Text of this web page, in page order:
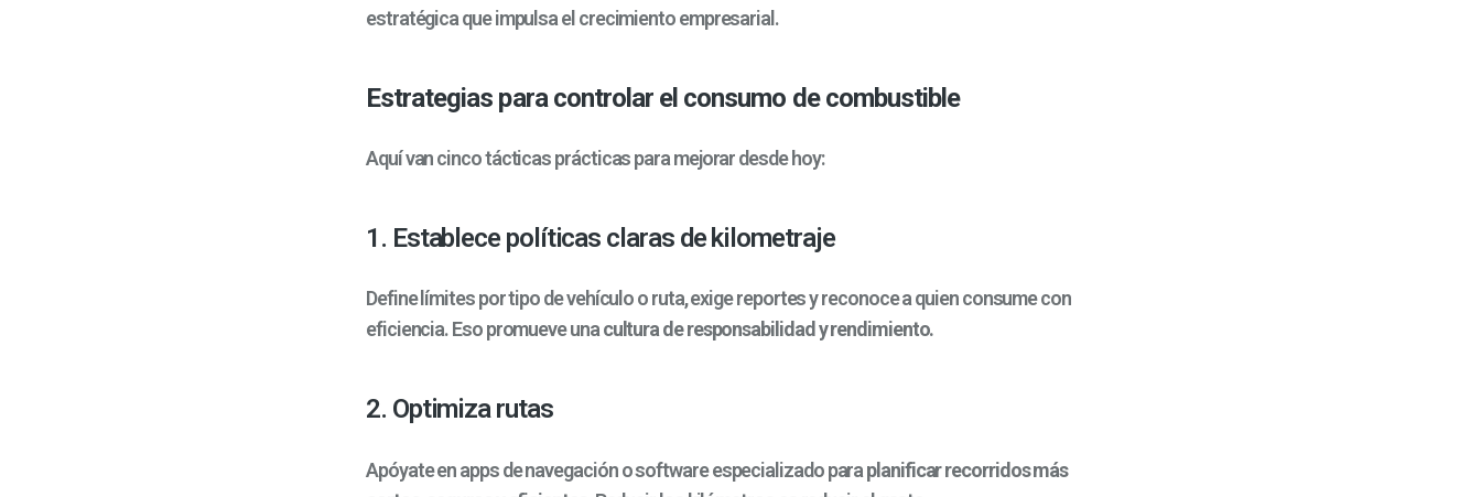
estratégica que impulsa el crecimiento empresarial.
Estrategias para controlar el consumo de combustible
Aquí van cinco tácticas prácticas para mejorar desde hoy:
1. Establece políticas claras de kilometraje
Define límites por tipo de vehículo o ruta, exige reportes y reconoce a quien consume con
eficiencia. Eso promueve unacultura de responsabilidad y rendimiento.
2. Optimiza rutas
Apóyate en apps de navegación o software especializado paraplanificar recorridos más